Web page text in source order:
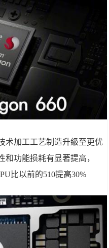
术加工工艺制造升級至更优
和功能损耗有显著提高，
比以前的510提高30%